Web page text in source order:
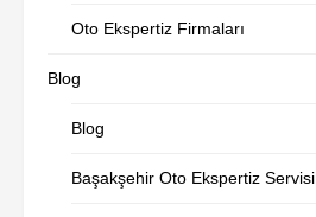
Oto Ekspertiz Firmaları
Blog
Blog
Başakşehir Oto Ekspertiz Servisi